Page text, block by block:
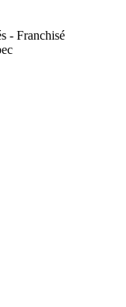
- Franchisé